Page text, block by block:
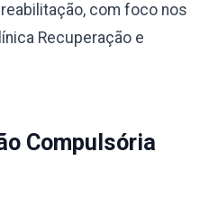
com foco nos
Recuperação e
Compulsória